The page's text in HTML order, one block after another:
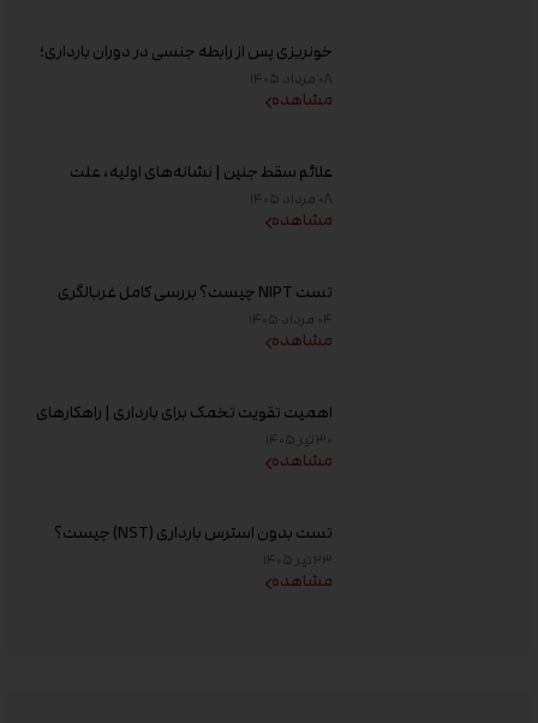
خونریزی پس از رابطه جنسی در دوران بارداری؛
علت و زمان مراجعه به پزشک
۰۸ مرداد ۱۴۰۵
مشاهده
علائم سقط جنین | نشانه‌های اولیه، علت
خونریزی، عوامل خطر و زمان مراجعه به پزشک
۰۸ مرداد ۱۴۰۵
مشاهده
تست NIPT چیست؟ بررسی کامل غربالگری
غیر تهاجمی پیش از تولد، زمان انجام و تفسیر
جواب
۰۴ مرداد ۱۴۰۵
مشاهده
اهمیت تقویت تخمک برای بارداری | راهکارهای
افزایش کیفیت تخمک و شانس باروری
۳۰ تیر ۱۴۰۵
مشاهده
تست بدون استرس بارداری (NST) چیست؟
زمان انجام و تفسیر نتیجه
۲۳ تیر ۱۴۰۵
مشاهده